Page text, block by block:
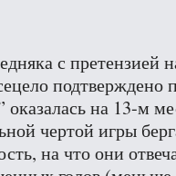
с претензией
оказалась на 13-м
чертой игры
на что они